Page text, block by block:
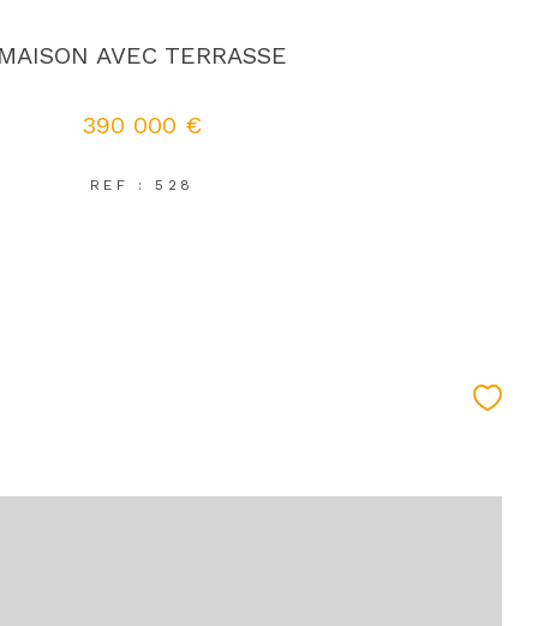
AVEC TERRASSE
390 000 €
REF : 528